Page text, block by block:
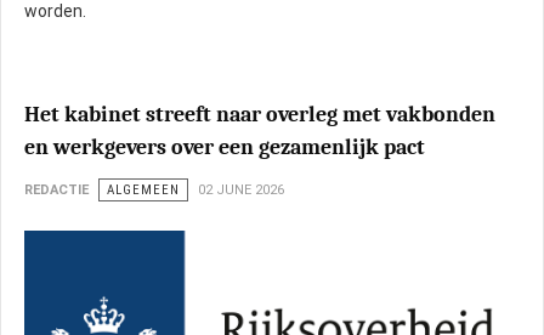
worden.
Het kabinet streeft naar overleg met vakbonden
en werkgevers over een gezamenlijk pact
REDACTIE ALGEMEEN 02 JUNE 2026